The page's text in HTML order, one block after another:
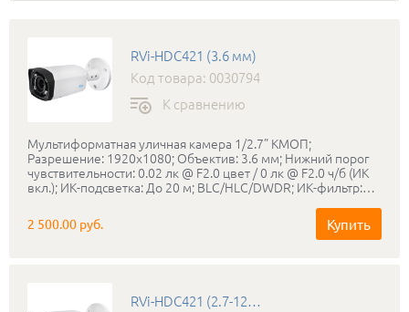
RVi-HDC421 (3.6 мм)
Код товара: 0030794
К сравнению
Мультиформатная уличная камера 1/2.7” КМОП;
Разрешение: 1920x1080; Объектив: 3.6 мм; Нижний порог
чувствительности: 0.02 лк @ F2.0 цвет / 0 лк @ F2.0 ч/б (ИК
вкл.); ИК-подсветка: До 20 м; BLC/HLC/DWDR; ИК-фильтр:
до 3 Вт; Дальность передачи сигнала (коаксильный кабель):
До 500 м; Класс защиты: P67; Диапазон рабочих температур:
-40°С...+60°С; Габаритные размеры:156×70×70 мм; Вес: 350
2 500.00 руб. Купить
RVi-HDC421 (2.7-12 мм)